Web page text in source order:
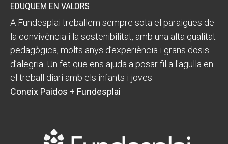
EDUQUEM EN VALORS
A Fundesplai treballem sempre sota el paraigües de
la convivència i la sostenibilitat, amb una alta qualitat
pedagògica, molts anys d’experiència i grans dosis
d’alegria. Un fet que ens ajuda a posar fil a l'agulla en
el treball diari amb els infants i joves.
Coneix Paidos + Fundesplai